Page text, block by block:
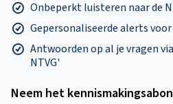
Onbeperkt luisteren naar de
Gepersonaliseerde alerts
Antwoorden op al je vragen
NTVG'
Neem het